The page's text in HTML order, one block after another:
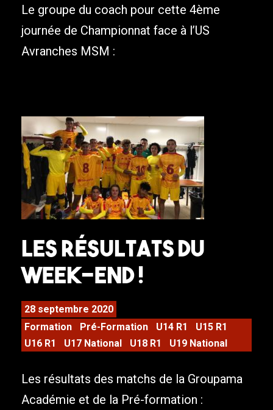
Le groupe du coach pour cette 4ème
journée de Championnat face à l’US
Avranches MSM :
Les résultats du
week-end !
28 septembre 2020
Formation
Pré-Formation U14 R1
U15 R1
U16 R1
U17 National U18 R1 U19 National
Les résultats des matchs de la Groupama
Académie et de la Pré-formation :